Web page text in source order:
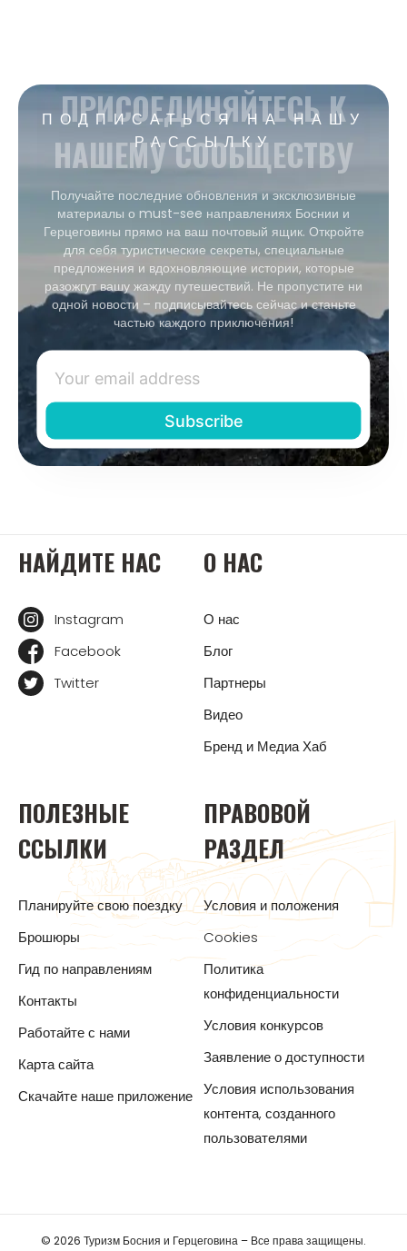
ПОДПИСАТЬСЯ НА НАШУ
РАССЫЛКУ
ПРИСОЕДИНЯЙТЕСЬ К
НАШЕМУ СООБЩЕСТВУ
Получайте последние обновления и эксклюзивные
материалы о must-see направлениях Боснии и
Герцеговины прямо на ваш почтовый ящик. Откройте
для себя туристические секреты, специальные
предложения и вдохновляющие истории, которые
разожгут вашу жажду путешествий. Не пропустите ни
одной новости – подписывайтесь сейчас и станьте
частью каждого приключения!
НАЙДИТЕ НАС
Instagram
Facebook
Twitter
О НАС
О нас
Блог
Партнеры
Видео
Бренд и Медиа Хаб
ПОЛЕЗНЫЕ
ССЫЛКИ
Планируйте свою поездку
Брошюры
Гид по направлениям
Контакты
Работайте с нами
Карта сайта
Скачайте наше приложение
ПРАВОВОЙ
РАЗДЕЛ
Условия и положения
Cookies
Политика
конфиденциальности
Условия конкурсов
Заявление о доступности
Условия использования
контента, созданного
пользователями
© 2026 Туризм Босния и Герцеговина – Все права защищены.